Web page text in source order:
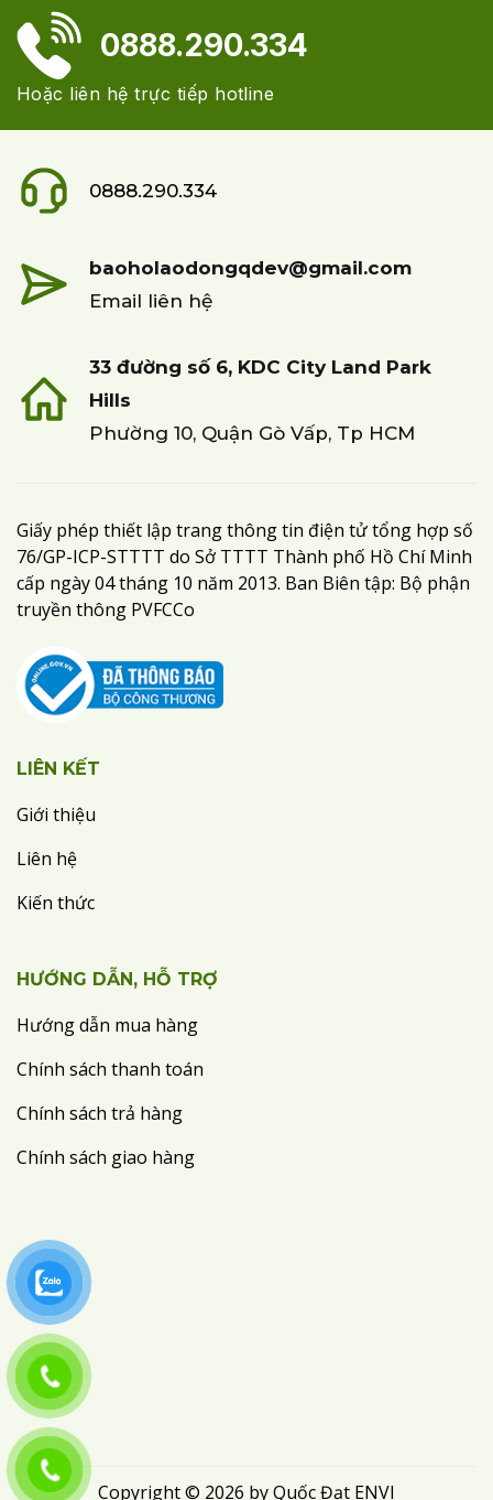
0888.290.334
Hoặc liên hệ trực tiếp hotline
0888.290.334
baoholaodongqdev@gmail.com
Email liên hệ
33 đường số 6, KDC City Land Park
Hills
Phường 10, Quận Gò Vấp, Tp HCM
Giấy phép thiết lập trang thông tin điện tử tổng hợp số
76/GP-ICP-STTTT do Sở TTTT Thành phố Hồ Chí Minh
cấp ngày 04 tháng 10 năm 2013. Ban Biên tập: Bộ phận
truyền thông PVFCCo
LIÊN KẾT
Giới thiệu
Liên hệ
Kiến thức
HƯỚNG DẪN, HỖ TRỢ
Hướng dẫn mua hàng
Chính sách thanh toán
Chính sách trả hàng
Chính sách giao hàng
Copyright © 2026 by Quốc Đạt ENVI